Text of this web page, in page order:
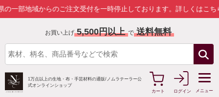
域からのご注文受付を一時停止しております。詳しくはこちら
お買い上げ 5,500円以上 で 送料無料
1万点以上の生地・布・手芸材料の通販/ ノムラテーラー公
式オンラインショップ
カート
ログイン メニュー